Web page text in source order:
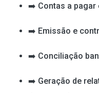
➡️ Contas a pagar
➡️ Emissão e
➡️ Conciliação
➡️ Geração de